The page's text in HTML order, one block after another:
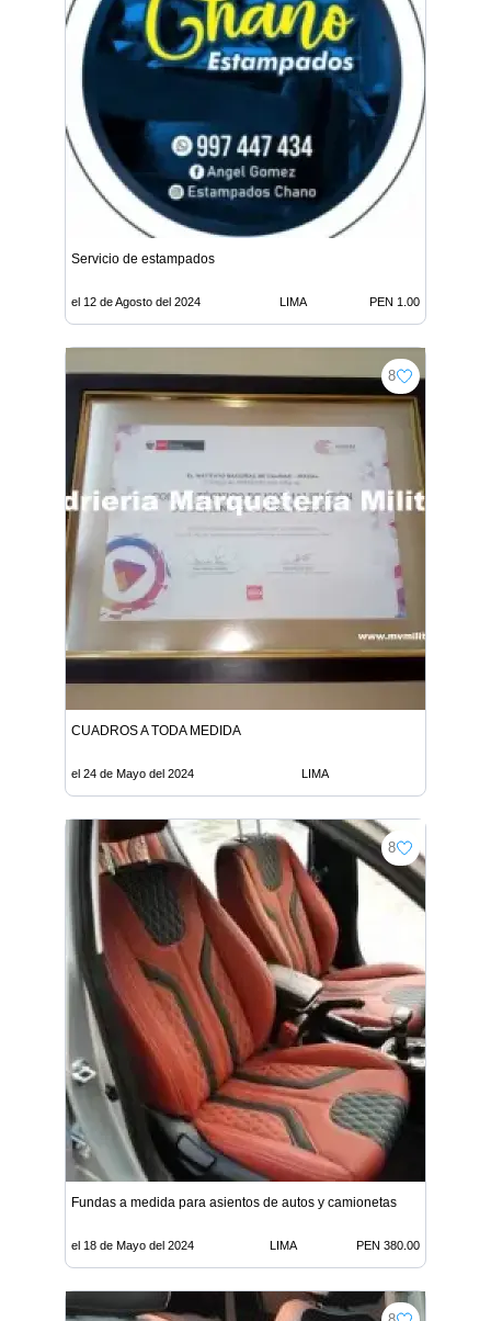
Servicio de estampados
el 12 de Agosto del 2024 LIMA PEN 1.00
8
CUADROS A TODA MEDIDA
el 24 de Mayo del 2024 LIMA
8
Fundas a medida para asientos de autos y camionetas
el 18 de Mayo del 2024 LIMA PEN 380.00